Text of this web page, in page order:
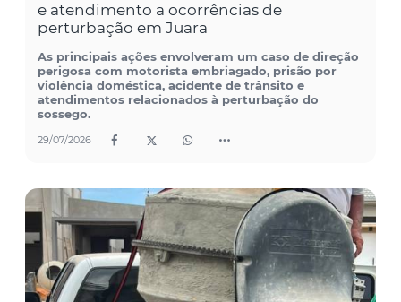
e atendimento a ocorrências de
perturbação em Juara
As principais ações envolveram um caso de direção
perigosa com motorista embriagado, prisão por
violência doméstica, acidente de trânsito e
atendimentos relacionados à perturbação do
sossego.
29/07/2026